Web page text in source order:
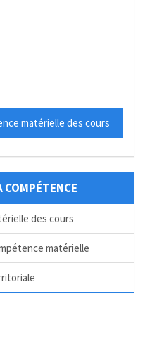
matérielle des cours
COMPÉTENCE
des cours
matérielle